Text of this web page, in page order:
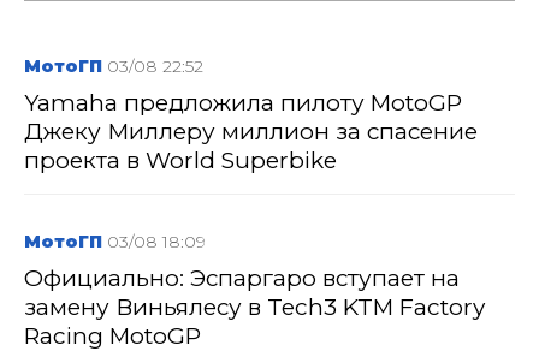
МотоГП 03/08 22:52
Yamaha предложила пилоту MotoGP
Джеку Миллеру миллион за спасение
проекта в World Superbike
МотоГП 03/08 18:09
Официально: Эспаргаро вступает на
замену Виньялесу в Tech3 KTM Factory
Racing MotoGP